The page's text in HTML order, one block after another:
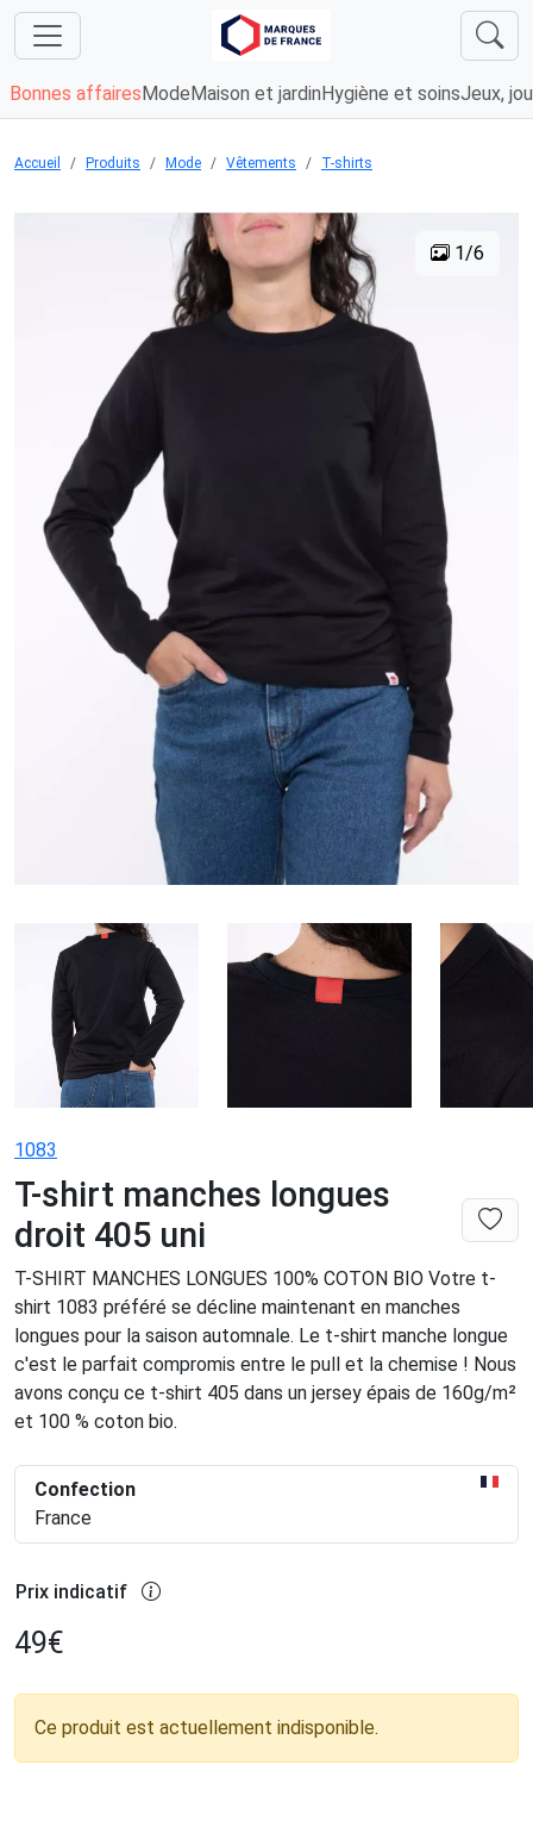
Bonnes affaires Mode Maison et jardin Hygiène et soinsJeux,
Accueil Produits Mode Vêtements T-shirts
1/6
1083
T-shirt manches longues
droit 405 uni
T-SHIRT MANCHES LONGUES 100% COTON BIO Votre t-
shirt 1083 préféré se décline maintenant en manches
longues pour la saison automnale. Le t-shirt manche longue
c'est le parfait compromis entre le pull et la chemise ! Nous
avons conçu ce t-shirt 405 dans un jersey épais de 160g/m²
et 100 % coton bio.
Confection
France
Prix indicatif
49€
Ce produit est actuellement indisponible.